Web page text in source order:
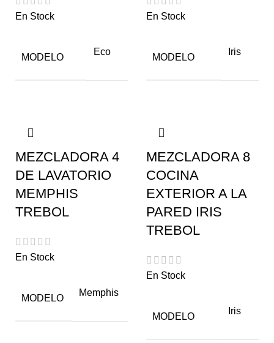
En Stock
MODELO
Eco
En Stock
MODELO
Iris
MEZCLADORA 4
DE LAVATORIO
MEMPHIS
TREBOL
En Stock
MODELO
Memphis
MEZCLADORA 8
COCINA
EXTERIOR A LA
PARED IRIS
TREBOL
En Stock
MODELO
Iris